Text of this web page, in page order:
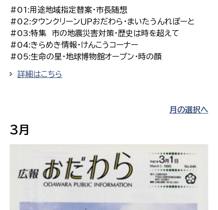
#01:用途地域指定替案・市長随想
#02:タウンクリーンＵＰおだわら・まいたうんれぽーと
#03:特集 市の地震災害対策・歴史は時を超えて
#04:きらめき情報・けんこうコーナー
#05:生命の星・地球博物館オープン・時の顔
詳細はこちら
月の選択へ
3月